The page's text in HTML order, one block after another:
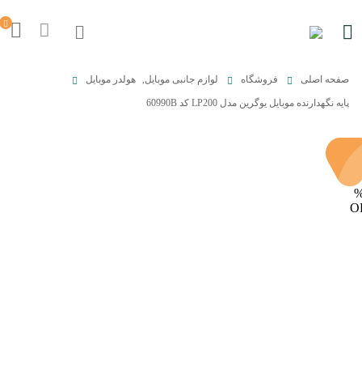
صفحه اصلی فروشگاه لوازم جانبی موبایل, هولدر موبایل
پایه نگهدارنده موبایل یوگرین مدل LP200 کد 60990B